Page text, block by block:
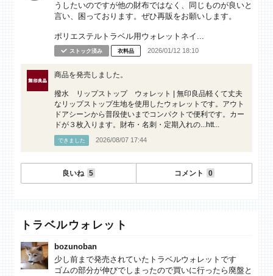
うしたいのですが他の財布ではなく、同じものが良いと
言い、困っております。ぜひ再販をお願いします。
ポリエステルトラベル用ウォレットネイ...
ストック済み 衣料品 2026/01/12 18:10
商品を発売しました。
撥水 リップストップ ウォレット | 無印良品軽くて丈夫
なリップストップ生地を使用したウォレットです。アウト
ドアシーンから普段使いまでコンパクトで便利です。カー
ドが３枚入ります。財布・名刺・定期入れの...htt...
できました 2026/08/07 17:44
良いね 5 コメント 0
トラベルウォレット
bozunoban
少し前まで発売されていたトラベルウォレットです
ゴムの部分が伸びでしまったので買いに行ったら廃盤と